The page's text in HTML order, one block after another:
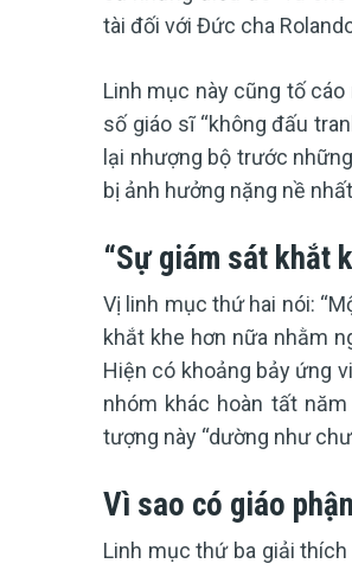
tài đối với Đức cha
Linh mục này cũng tố
số giáo sĩ “không đấu
lại nhượng bộ trước
bị ảnh hưởng nặng nề
“Sự giám sát khắt
Vị linh mục thứ hai nói:
khắt khe hơn nữa nhằm
Hiện có khoảng bảy ứng
nhóm khác hoàn tất
tượng này “dường như
Vì sao có giáo
Linh mục thứ ba giải thích